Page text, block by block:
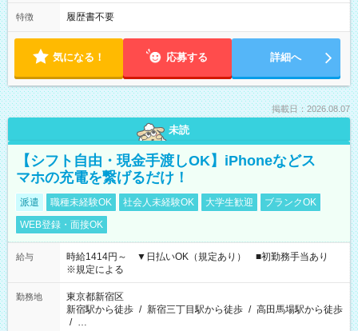
特徴 履歴書不要
気になる！ 応募する 詳細へ
掲載日：2026.08.07
未読
【シフト自由・現金手渡しOK】iPhoneなどス
マホの充電を繋げるだけ！
派遣 職種未経験OK 社会人未経験OK 大学生歓迎
ブランクOK
WEB登録・面接OK
給与
時給1414円～ ▼日払いOK（規定あり） ■初勤務手当あり
※規定による
勤務地
東京都新宿区
新宿駅から徒歩 / 新宿三丁目駅から徒歩 / 高田馬場駅から徒歩
/ …